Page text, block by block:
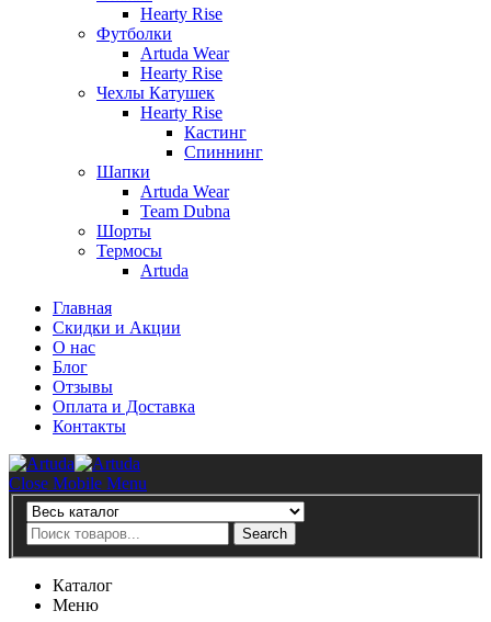
Hearty Rise
Футболки
Artuda Wear
Hearty Rise
Чехлы Катушек
Hearty Rise
Кастинг
Спиннинг
Шапки
Artuda Wear
Team Dubna
Шорты
Термосы
Artuda
Главная
Скидки и Акции
О нас
Блог
Отзывы
Оплата и Доставка
Контакты
Artuda
Close Mobile Menu
Search
Search
Каталог
Меню